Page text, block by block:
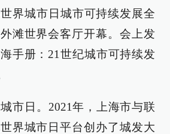
界城市日城市可持续发展全
滩世界会客厅开幕。会上发
手册：21世纪城市可持续发
市日。2021年，上海市与联
界城市日平台创办了城发大